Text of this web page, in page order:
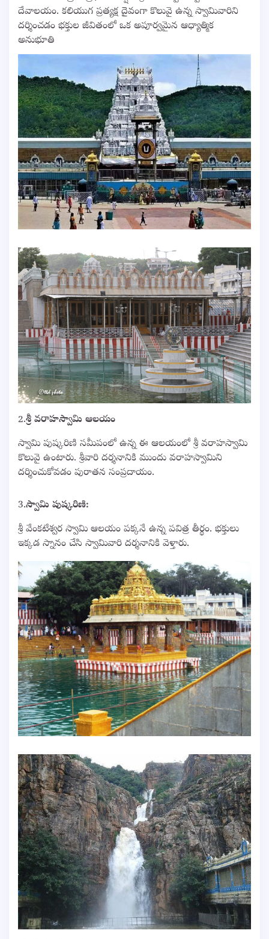
దేవాలయం. కలియుగ ప్రత్యక్ష దైవంగా కొలువై ఉన్న స్వామివారిని
దర్శించడం భక్తుల జీవితంలో ఒక అపూర్వమైన ఆధ్యాత్మిక
అనుభూతి
2.శ్రీ వరాహస్వామి ఆలయం
స్వామి పుష్కరిణి సమీపంలో ఉన్న ఈ ఆలయంలో శ్రీ వరాహస్వామి
కొలువై ఉంటారు. శ్రీవారి దర్శనానికి ముందు వరాహస్వామిని
దర్శించుకోవడం పురాతన సంప్రదాయం.
3.స్వామి పుష్కరిణి:
శ్రీ వేంకటేశ్వర స్వామి ఆలయం పక్కనే ఉన్న పవిత్ర తీర్థం. భక్తులు
ఇక్కడ స్నానం చేసి స్వామివారి దర్శనానికి వెళ్తారు.